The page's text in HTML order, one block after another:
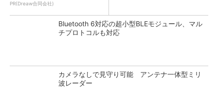
PR(Dreaw合同会社)
Bluetooth 6対応の超小型BLEモジュール、マル
チプロトコルも対応
カメラなしで見守り可能 アンテナ一体型ミリ
波レーダー